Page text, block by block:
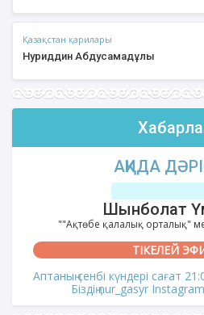
Қазақстан қарилары
Нуриддин Абдусамадұлы
АҚИДА
Шынболат
""Ақтөбе қалалық орталық"
ТІКЕЛЕЙ
Аптаның сенбі күндері сағат
Біздің nur_gasyr